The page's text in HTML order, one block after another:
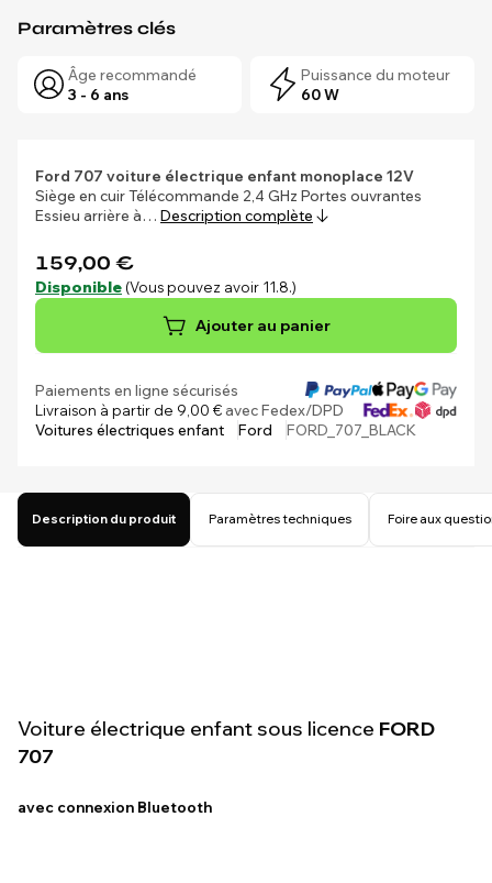
Paramètres clés
Âge recommandé
3 - 6 ans
Puissance du moteur
60 W
Ford 707 voiture électrique enfant monoplace 12V
Siège en cuir Télécommande 2,4 GHz Portes ouvrantes
Essieu arrière à… Description complète
159,00 €
Disponible (Vous pouvez avoir 11.8.)
Ajouter au panier
Paiements en ligne sécurisés
Livraison à partir de 9,00 €avec Fedex/DPD
Voitures électriques enfant
Ford FORD_707_BLACK
Description du produit Paramètres techniques Foire aux
Voiture électrique enfant sous licence FORD
707
avec connexion Bluetooth